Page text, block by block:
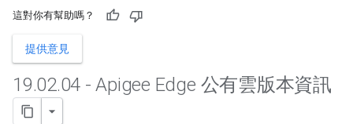
這對你有幫助嗎？
提供意見
19.02.04 - Apigee Edge 公有雲版本資訊